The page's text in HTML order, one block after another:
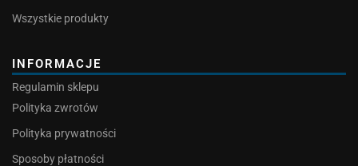
Wszystkie produkty
INFORMACJE
Regulamin sklepu
Polityka zwrotów
Polityka prywatności
Sposoby płatności